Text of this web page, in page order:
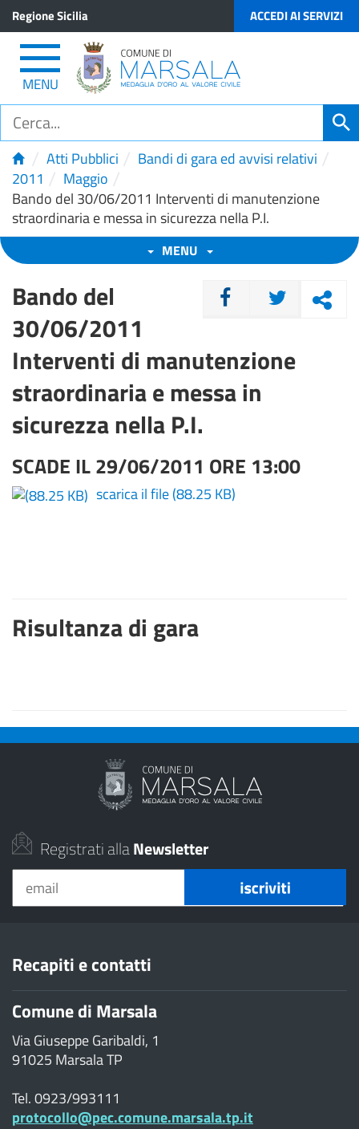
Regione Sicilia ACCEDI AI SERVIZI
MENU
Atti Pubblici Bandi di gara ed avvisi relativi
2011 Maggio
Bando del 30/06/2011 Interventi di manutenzione
straordinaria e messa in sicurezza nella P.I.
MENU
CONDIVIDI
Bando del
30/06/2011
Interventi di manutenzione
straordinaria e messa in
sicurezza nella P.I.
SCADE IL 29/06/2011 ORE 13:00
scarica il file(88.25 KB)
Risultanza di gara
Registrati allaNewsletter
Recapiti e contatti
Comune di Marsala
Via Giuseppe Garibaldi, 1
91025 Marsala TP
Tel. 0923/993111
protocollo@pec.comune.marsala.tp.it